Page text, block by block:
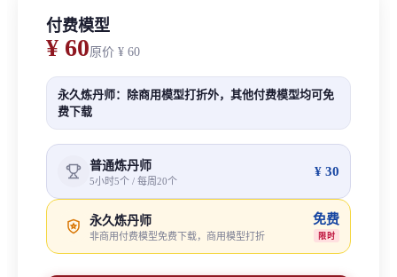
付费模型
¥ 60原价 ¥ 60
永久炼丹师：除商用模型打折外，其他付费模型均可免
费下载
普通炼丹师
5小时5个 / 每周20个
¥ 30
永久炼丹师
非商用付费模型免费下载，商用模型打折
免费
限时